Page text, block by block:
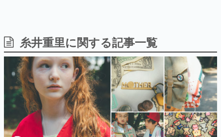
日本のコンテンツ産業やカルチャーに与えた影響を探る企
画です。
日本モバイルゲーム産業史
日本のモバイルゲーム史における主要なトピック・タイト
ルを網羅するほか、開発者へのインタビューや識者による
解説を掲載。約20年の歴史が一望できる決定版！
若ゲのいたり〜ゲームクリエイターの青春〜
『うつヌケ』『ペンと箸』等で知られるマンガ家・田中圭
一先生によるゲーム業界レポートマンガです。
糸井重里に関する記事一覧